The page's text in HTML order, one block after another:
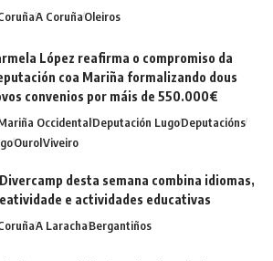
A CoruñaOleiros
López reafirma o compromiso da
coa Mariña formalizando dous
convenios por máis de 550.000€
OccidentalDeputación LugoDeputacións
OurolViveiro
desta semana combina idiomas,
e actividades educativas
A LarachaBergantiños